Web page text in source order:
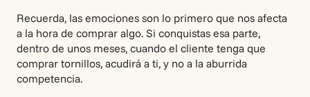
Recuerda, las emociones son lo primero que nos afecta
a la hora de comprar algo. Si conquistas esa parte,
dentro de unos meses, cuando el cliente tenga que
comprar tornillos, acudirá a ti, y no a la aburrida
competencia.